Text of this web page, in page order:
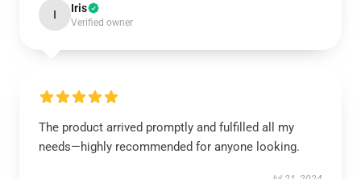
I Iris
Verified owner
The product arrived promptly and fulfilled all my
needs—highly recommended for anyone looking.